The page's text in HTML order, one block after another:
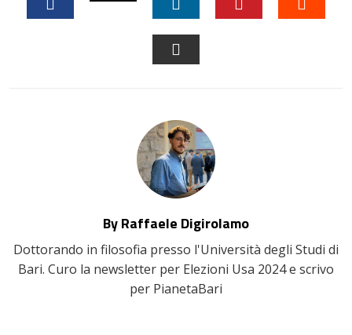
LINKEDIN
By Raffaele Digirolamo
Dottorando in filosofia presso l'Università degli Studi di
Bari. Curo la newsletter per Elezioni Usa 2024 e scrivo
per PianetaBari